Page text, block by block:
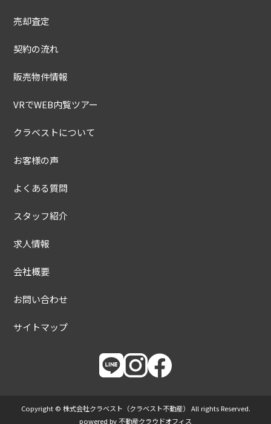
売却査定
契約の流れ
販売物件情報
VRでWEB内覧ツアー
クラベストについて
お客様の声
よくある質問
スタッフ紹介
求人情報
会社概要
お問い合わせ
サイトマップ
Copyright © 株式会社クラベスト（クラベスト不動産） All rights Reserved.
powered by 不動産クラウドオフィス